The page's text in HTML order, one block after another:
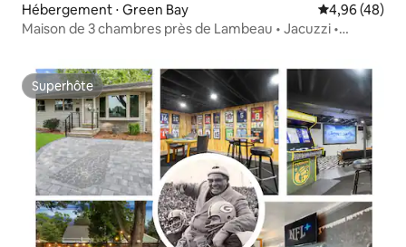
Hébergement ⋅ Green Bay Évaluation
4,96 (48)
Maison de 3 chambres près de Lambeau • Jacuzzi •
Superhôte
Superhôte